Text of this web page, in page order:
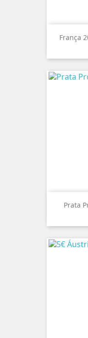
França
Prata